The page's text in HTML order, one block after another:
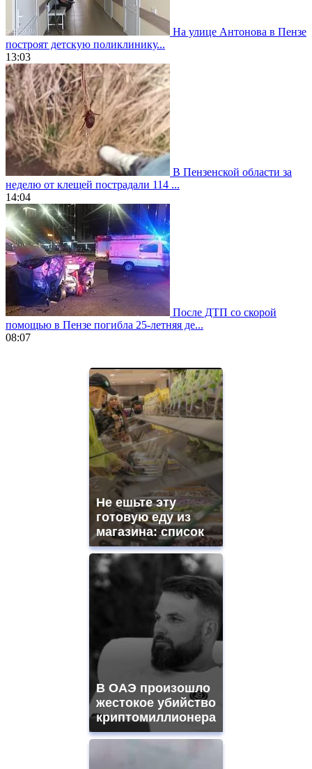
На улице Антонова в Пензе
построят детскую поликлинику...
13:03
В Пензенской области за
неделю от клещей пострадали 114 ...
14:04
После ДТП со скорой
помощью в Пензе погибла 25-летняя де...
08:07
https://gradewatches.to/
https://www.replicasrelojes.to/
Не ешьте эту
готовую еду из
магазина: список
В ОАЭ произошло
жестокое убийство
криптомиллионера